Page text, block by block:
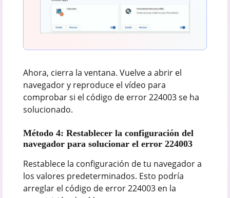
Ahora, cierra la ventana. Vuelve a abrir el
navegador y reproduce el vídeo para
comprobar si el código de error 224003 se ha
solucionado.
Método 4: Restablecer la configuración del
navegador para solucionar el error 224003
Restablece la configuración de tu navegador a
los valores predeterminados. Esto podría
arreglar el código de error 224003 en la